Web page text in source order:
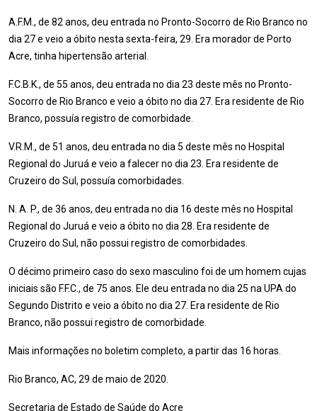
A.F.M., de 82 anos, deu entrada no Pronto-Socorro de Rio Branco no
dia 27 e veio a óbito nesta sexta-feira, 29. Era morador de Porto
Acre, tinha hipertensão arterial.
F.C.B.K., de 55 anos, deu entrada no dia 23 deste mês no Pronto-
Socorro de Rio Branco e veio a óbito no dia 27. Era residente de Rio
Branco, possuía registro de comorbidade.
V.R.M., de 51 anos, deu entrada no dia 5 deste mês no Hospital
Regional do Juruá e veio a falecer no dia 23. Era residente de
Cruzeiro do Sul, possuía comorbidades.
N. A. P., de 36 anos, deu entrada no dia 16 deste mês no Hospital
Regional do Juruá e veio a óbito no dia 28. Era residente de
Cruzeiro do Sul, não possui registro de comorbidades.
O décimo primeiro caso do sexo masculino foi de um homem cujas
iniciais são F.F.C., de 75 anos. Ele deu entrada no dia 25 na UPA do
Segundo Distrito e veio a óbito no dia 27. Era residente de Rio
Branco, não possui registro de comorbidade.
Mais informações no boletim completo, a partir das 16 horas.
Rio Branco, AC, 29 de maio de 2020.
Secretaria de Estado de Saúde do Acre